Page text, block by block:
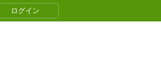
ログイン